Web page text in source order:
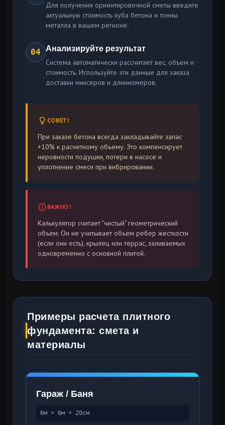
Для получения ориентировочной сметы введите
актуальную стоимость куба бетона и тонны
металла в вашем регионе.
04 Анализируйте результат
Система автоматически рассчитает вес, объем и
стоимость. Используйте эти данные для заказа
доставки миксеров и длинномеров.
СОВЕТ!
При заказе бетона всегда закладывайте запас
+10% к расчетному объему. Это компенсирует
неровности подушки, потери в насосе и
уплотнение смеси при вибрировании.
ВАЖНО!
Калькулятор считает "чистый" геометрический
объем. Он не учитывает объем ребер жесткости
(если они есть), крылец или террас, заливаемых
одновременно с основной плитой.
Примеры расчета плитного
фундамента: смета и
материалы
Гараж / Баня
6м × 6м × 20см